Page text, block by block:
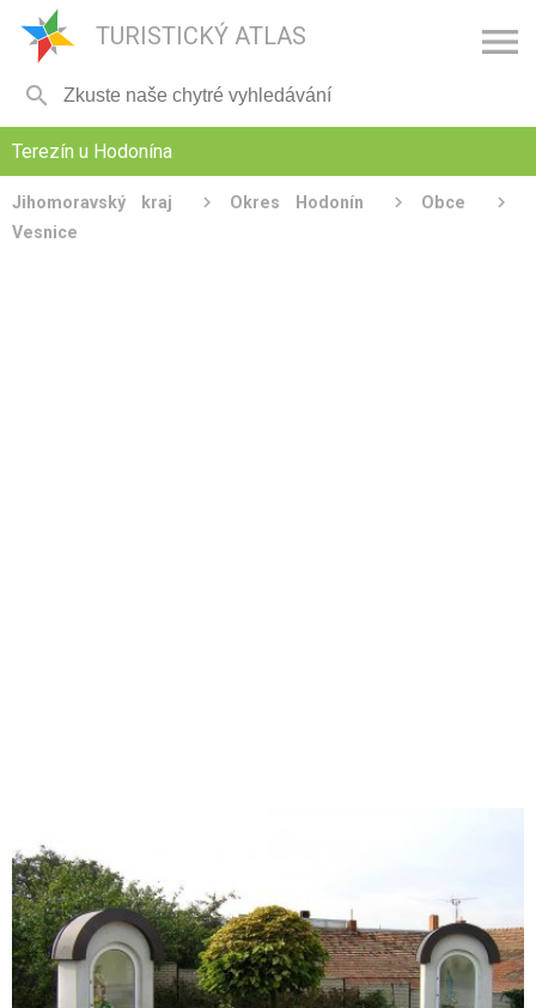
TURISTICKÝ ATLAS 

Terezín u Hodonína
Jihomoravský kraj Okres Hodonín
Obce
Vesnice